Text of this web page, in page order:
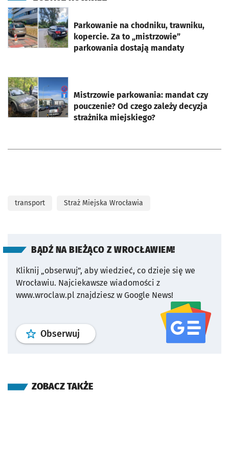
Parkowanie na chodniku, trawniku,
kopercie. Za to „mistrzowie”
parkowania dostają mandaty
otworzy się w nowej karcie
Mistrzowie parkowania: mandat czy
pouczenie? Od czego zależy decyzja
strażnika miejskiego?
otworzy się w nowej karcie
transport Straż Miejska Wrocławia
BĄDŹ NA BIEŻĄCO Z WROCŁAWIEM!
Kliknij „obserwuj”, aby wiedzieć, co dzieje się we
Wrocławiu. Najciekawsze wiadomości z
www.wroclaw.pl znajdziesz w Google News!
Obserwuj profil serwisu
ZOBACZ TAKŻE